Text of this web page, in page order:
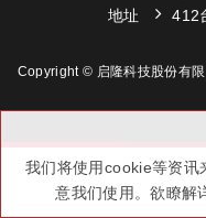
我们将使用cookie等资讯
意我们使用。欲瞭解
地址
412
Copyright © 启隆科技股份有